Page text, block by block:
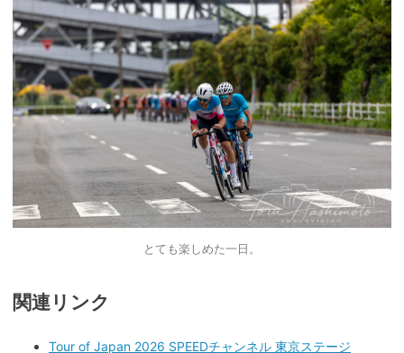
とても楽しめた一日。
関連リンク
Tour of Japan 2026 SPEEDチャンネル 東京ステージ